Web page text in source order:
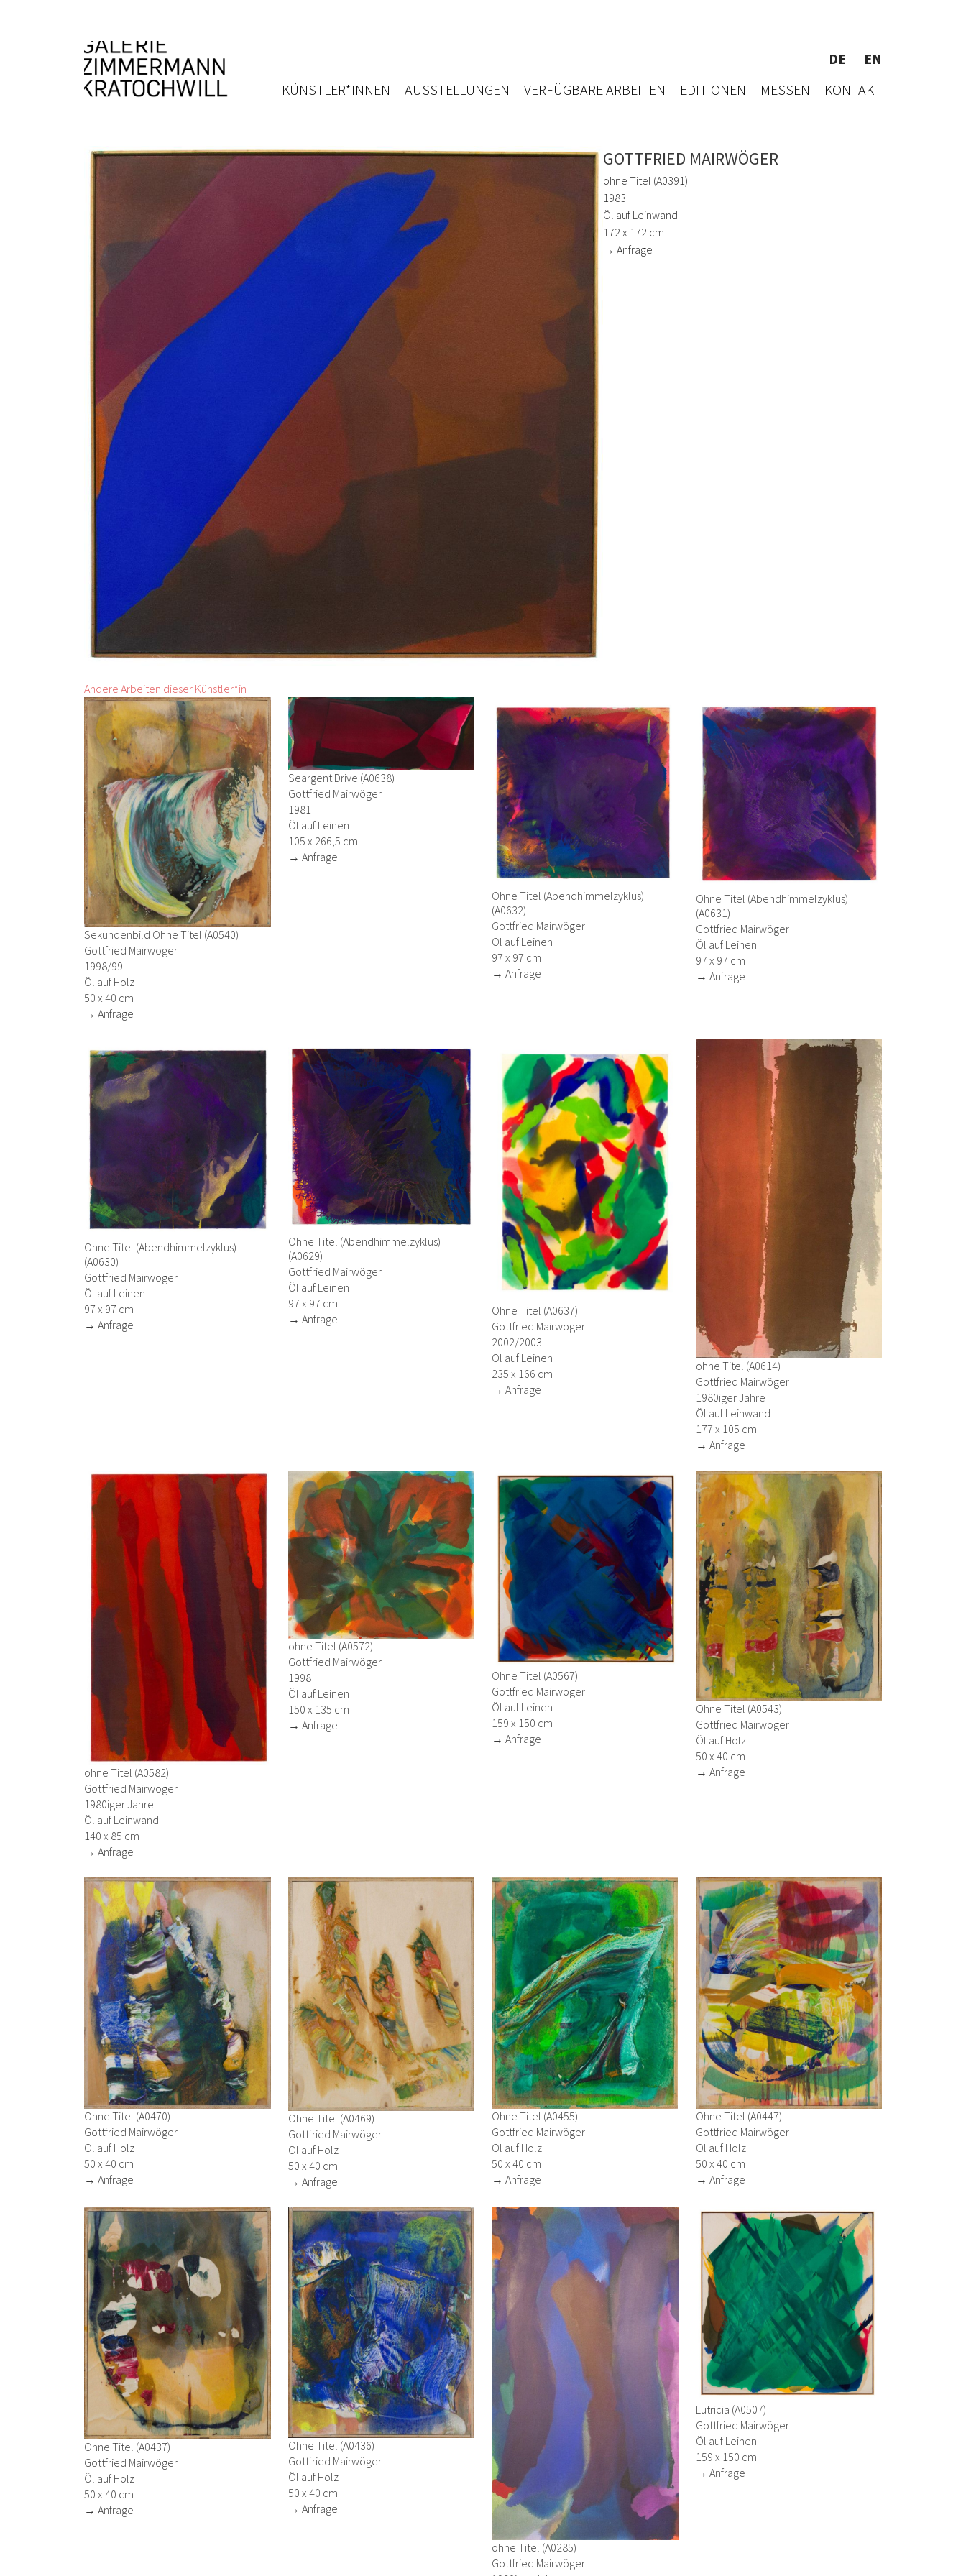
DE
EN
KÜNSTLER*INNEN
AUSSTELLUNGEN VERFÜGBARE ARBEITEN EDITIONEN MESSEN KONTAKT
GOTTFRIED MAIRWÖGER
ohne Titel (A0391)
1983
Öl auf Leinwand
172 x 172 cm
→ Anfrage
Andere Arbeiten dieser Künstler*in
Sekundenbild Ohne Titel (A0540)
Gottfried Mairwöger
1998/99
Öl auf Holz
50 x 40 cm
→ Anfrage
Seargent Drive (A0638)
Gottfried Mairwöger
1981
Öl auf Leinen
105 x 266,5 cm
→ Anfrage
Ohne Titel (Abendhimmelzyklus)
(A0632)
Gottfried Mairwöger
Öl auf Leinen
97 x 97 cm
→ Anfrage
Ohne Titel (Abendhimmelzyklus)
(A0631)
Gottfried Mairwöger
Öl auf Leinen
97 x 97 cm
→ Anfrage
Ohne Titel (Abendhimmelzyklus)
(A0630)
Gottfried Mairwöger
Öl auf Leinen
97 x 97 cm
→ Anfrage
Ohne Titel (Abendhimmelzyklus)
(A0629)
Gottfried Mairwöger
Öl auf Leinen
97 x 97 cm
→ Anfrage
Ohne Titel (A0637)
Gottfried Mairwöger
2002/2003
Öl auf Leinen
235 x 166 cm
→ Anfrage
ohne Titel (A0614)
Gottfried Mairwöger
1980iger Jahre
Öl auf Leinwand
177 x 105 cm
→ Anfrage
ohne Titel (A0582)
Gottfried Mairwöger
1980iger Jahre
Öl auf Leinwand
140 x 85 cm
→ Anfrage
ohne Titel (A0572)
Gottfried Mairwöger
1998
Öl auf Leinen
150 x 135 cm
→ Anfrage
Ohne Titel (A0567)
Gottfried Mairwöger
Öl auf Leinen
159 x 150 cm
→ Anfrage
Ohne Titel (A0543)
Gottfried Mairwöger
Öl auf Holz
50 x 40 cm
→ Anfrage
Ohne Titel (A0470)
Gottfried Mairwöger
Öl auf Holz
50 x 40 cm
→ Anfrage
Ohne Titel (A0469)
Gottfried Mairwöger
Öl auf Holz
50 x 40 cm
→ Anfrage
Ohne Titel (A0455)
Gottfried Mairwöger
Öl auf Holz
50 x 40 cm
→ Anfrage
Ohne Titel (A0447)
Gottfried Mairwöger
Öl auf Holz
50 x 40 cm
→ Anfrage
Ohne Titel (A0437)
Gottfried Mairwöger
Öl auf Holz
50 x 40 cm
→ Anfrage
Ohne Titel (A0436)
Gottfried Mairwöger
Öl auf Holz
50 x 40 cm
→ Anfrage
ohne Titel (A0285)
Gottfried Mairwöger
Lutricia (A0507)
Gottfried Mairwöger
Öl auf Leinen
159 x 150 cm
→ Anfrage